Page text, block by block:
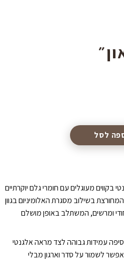
לאפס
את
cached
בקווים מעוגלים עם חומרי גלם יוקרתיים
בשילוב מסגרת האלומיניום בגוון
ומרשים, המשתלב באופן מושלם
עמידות גבוהה לצד מראה אלגנטי
לשמור על סדר וארגון מבלי
לסל